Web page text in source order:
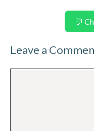
💬
Leave a